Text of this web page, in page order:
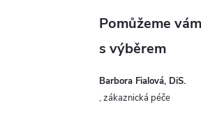
Barbora Fialová, DiS.